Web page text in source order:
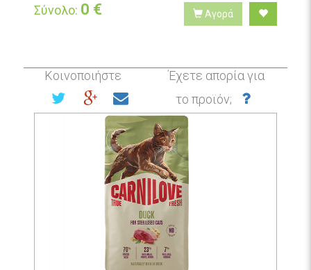
Σύνολο: 0 € Αγορά
Κοινοποιήστε
Έχετε απορία για
το προϊόν;